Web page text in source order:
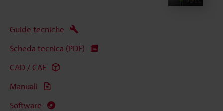
Guide tecniche
Scheda tecnica (PDF)
CAD / CAE
Manuali
Software